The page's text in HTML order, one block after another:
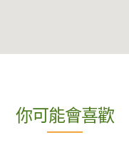
你可能會喜歡